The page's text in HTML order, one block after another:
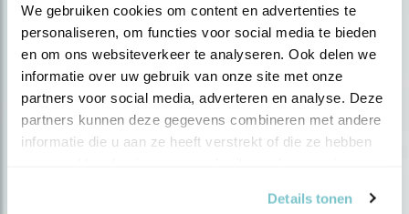
We gebruiken cookies om content en advertenties te
personaliseren, om functies voor social media te bieden
en om ons websiteverkeer te analyseren. Ook delen we
informatie over uw gebruik van onze site met onze
partners voor social media, adverteren en analyse. Deze
partners kunnen deze gegevens combineren met andere
informatie die u aan ze heeft verstrekt of die ze hebben
Details tonen